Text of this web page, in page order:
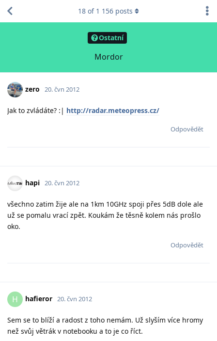
Ostatní
Mordor
18 of 1 156 posts
zero 20. čvn 2012
Jak to zvládáte? :| http://radar.meteopress.cz/
Odpovědět
hapi 20. čvn 2012
všechno zatim žije ale na 1km 10GHz spoji přes 5dB dole ale
už se pomalu vrací zpět. Koukám že těsně kolem nás prošlo
oko.
Odpovědět
H hafieror 20. čvn 2012
Sem se to blíží a radost z toho nemám. Už slyším více hromy
než svůj větrák v notebooku a to je co říct.